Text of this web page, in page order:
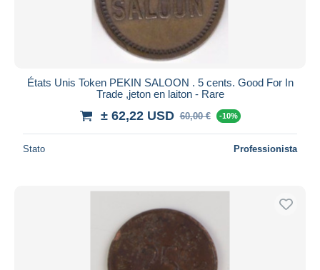
États Unis Token PEKIN SALOON . 5 cents. Good For In
Trade ,jeton en laiton - Rare
± 62,22 USD 60,00 € -10%
Stato Professionista